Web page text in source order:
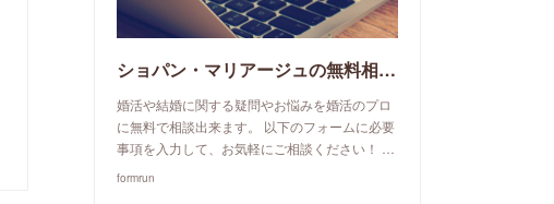
ショパン・マリアージュの無料相談予約申込み
婚活や結婚に関する疑問やお悩みを婚活のプロ
に無料で相談出来ます。 以下のフォームに必要
事項を入力して、お気軽にご相談ください！ …
formrun